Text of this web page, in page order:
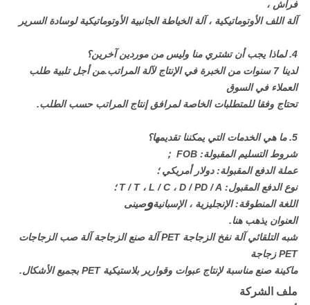
فراش ،
آلة اللف الأوتوماتيكية ، آلة الخياطة الجانبية الأوتوماتيكية لوسادة السرير
4. لماذا يجب أن تشتري منا وليس من موردين آخرين؟
لدينا 7 سنوات من الخبرة في الإنتاج لآلة المراتب.من أجل تلبية طلب
العملاء في السوق
تحتاج وفقا للمتطلبات الخاصة لمرافق إنتاج المراتب حسب الطلب.
5. ما هي الخدمات التي يمكننا تقديمها؟
شروط التسليم المقبولة: FOB ；
عملة الدفع المقبولة: دولار أمريكي ؛
نوع الدفع المقبول: T / T ، L / C ، D / PD / A ؛
اللغة المنطوقة: الإنجليزية ، الإسبانيةوصينى
العنوان يذهب هنا.
شبه التلقائي آلة نفخ الزجاجة PET آلة صنع الزجاجة آلة صب الزجاجات
PET زجاجة
ماكينة صنع مناسبة لإنتاج عبوات وقوارير بلاستيكية PET بجميع الأشكال.
ملف الشركة